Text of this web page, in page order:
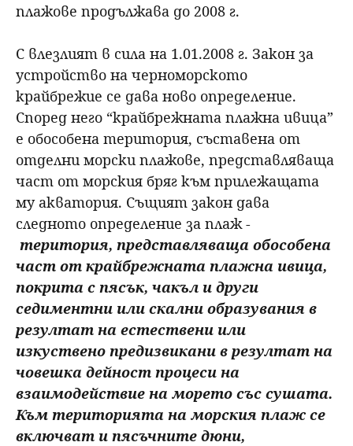
плажове продължава до 2008 г.
С влезлият в сила на 1.01.2008 г. Закон за
устройство на черноморското
крайбрежие се дава ново определение.
Според него “крайбрежната плажна ивица”
е обособена територия, съставена от
отделни морски плажове, представляваща
част от морския бряг към прилежащата
му акватория. Същият закон дава
следното определение за плаж -
територия, представляваща обособена
част от крайбрежната плажна ивица,
покрита с пясък, чакъл и други
седиментни или скални образувания в
резултат на естествени или
изкуствено предизвикани в резултат на
човешка дейност процеси на
взаимодействие на морето със сушата.
Към територията на морския плаж се
включват и пясъчните дюни,